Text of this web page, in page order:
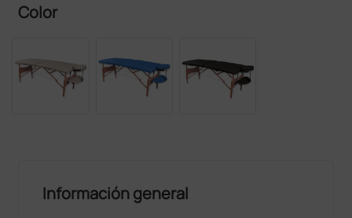
Color
Información general